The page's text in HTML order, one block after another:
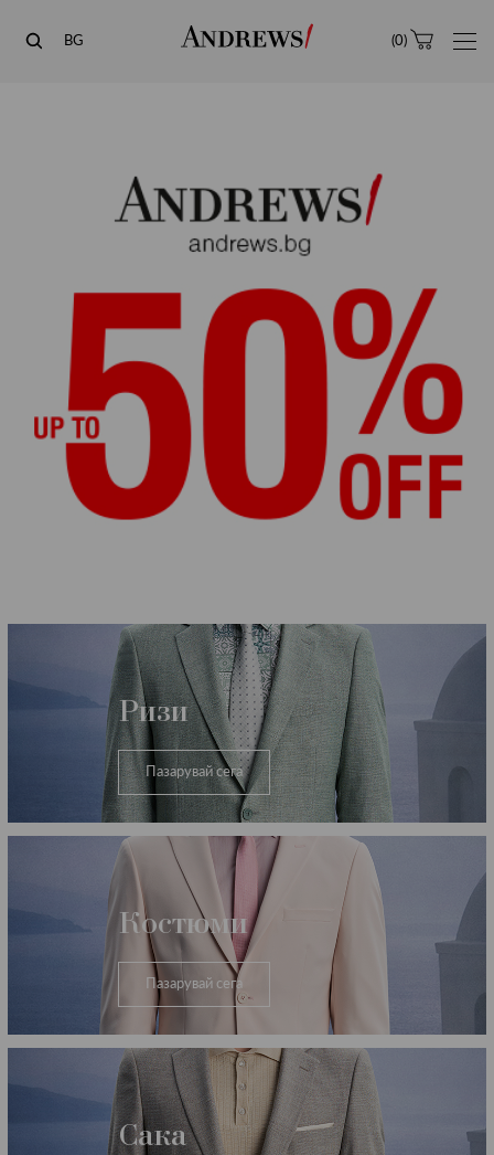
Andrews
BG (0)
Категории
Ризи
Пазарувай сега
Костюми
Пазарувай сега
Сака